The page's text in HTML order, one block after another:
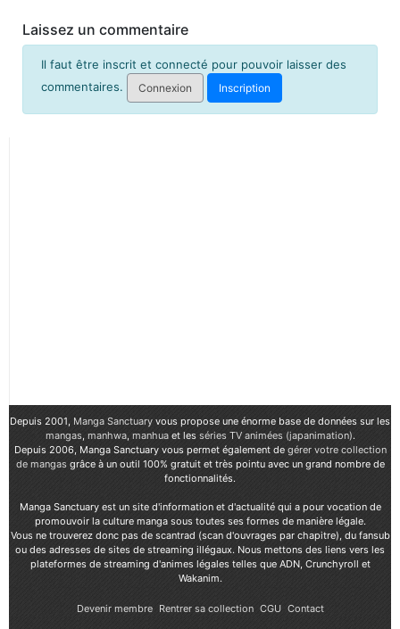
Laissez un commentaire
Il faut être inscrit et connecté pour pouvoir laisser des
commentaires.
Connexion Inscription
Depuis 2001, Manga Sanctuary vous propose une énorme base de données sur les
mangas, manhwa, manhuaet les séries TV animées (japanimation).
Depuis 2006, Manga Sanctuary vous permet également de gérer votre collection
de mangasgrâce à un outil 100% gratuit et très pointu avec un grand nombre de
fonctionnalités.
Manga Sanctuary est un site d'information et d'actualité qui a pour vocation de
promouvoir la culture manga sous toutes ses formes de manière légale.
Vous ne trouverez donc pas de scantrad (scan d'ouvrages par chapitre), du fansub
ou des adresses de sites de streaming illégaux. Nous mettons des liens vers les
plateformes de streaming d'animes légales telles que ADN, Crunchyroll et
Wakanim.
Devenir membre Rentrer sa collection CGU Contact